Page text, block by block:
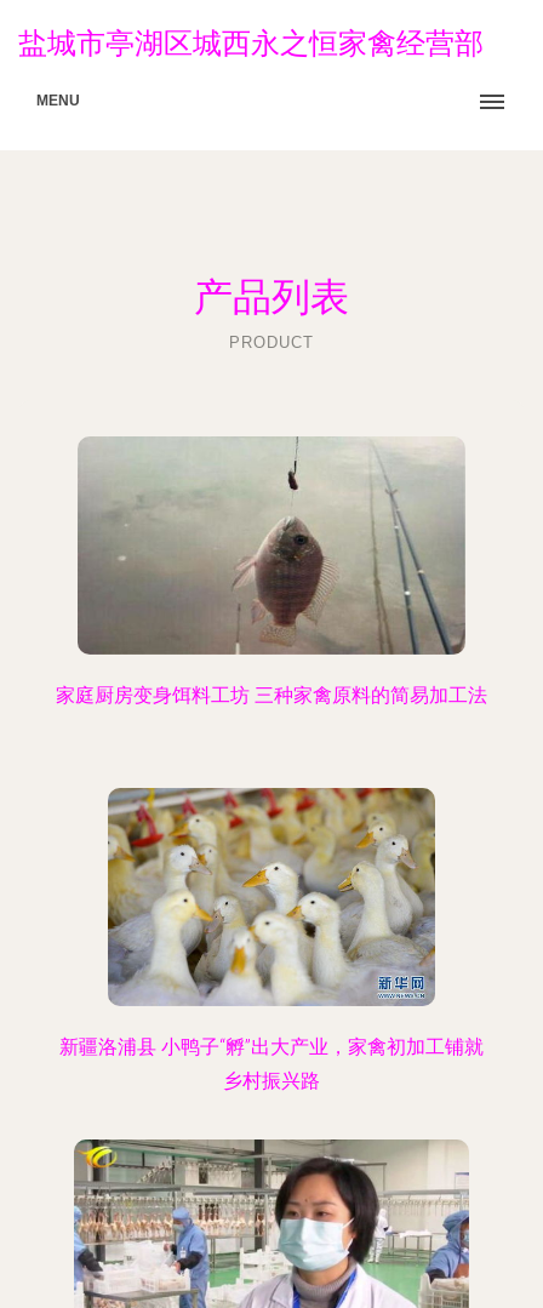
盐城市亭湖区城西永之恒家禽经营部
MENU
产品列表
PRODUCT
家庭厨房变身饵料工坊 三种家禽原料的简易加工法
新疆洛浦县 小鸭子“孵”出大产业，家禽初加工铺就
乡村振兴路